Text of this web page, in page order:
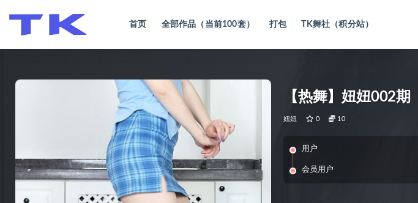
首页 全部作品（当前100套） 打包 TK舞社（积分站）
【热舞】妞妞002期
妞妞 0 10
用户
会员用户